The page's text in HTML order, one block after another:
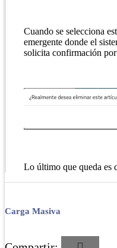
Cuando se selecciona
emergente donde el
solicita confirmación
Lo último que queda es
Carga Masiva